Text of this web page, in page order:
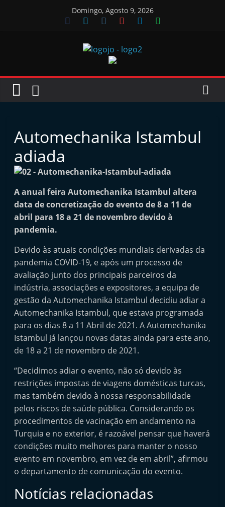
Domingo, Agosto 9, 2026
Jornal
Oficinas
r
n
a
n
d
e
p
e
n
d
t
e
d
A
f
t
e
r
m
Automechanika Istambul
adiada
A anual feira Automechanika Istambul altera
data de concretização do evento de 8 a 11 de
abril para 18 a 21 de novembro devido à
pandemia.
Devido às atuais condições mundiais derivadas da
pandemia COVID-19, e após um processo de
avaliação junto dos principais parceiros da
indústria, associações e expositores, a equipa de
gestão da Automechanika Istambul decidiu adiar a
Automechanika Istambul, que estava programada
para os dias 8 a 11 Abril de 2021. A Automechanika
Istambul já lançou novas datas ainda para este ano,
de 18 a 21 de novembro de 2021.
“Decidimos adiar o evento, não só devido às
restrições impostas de viagens domésticas turcas,
mas também devido à nossa responsabilidade
pelos riscos de saúde pública. Considerando os
procedimentos de vacinação em andamento na
Turquia e no exterior, é razoável pensar que haverá
condições muito melhores para manter o nosso
evento em novembro, em vez de em abril”, afirmou
o departamento de comunicação do evento.
Notícias relacionadas